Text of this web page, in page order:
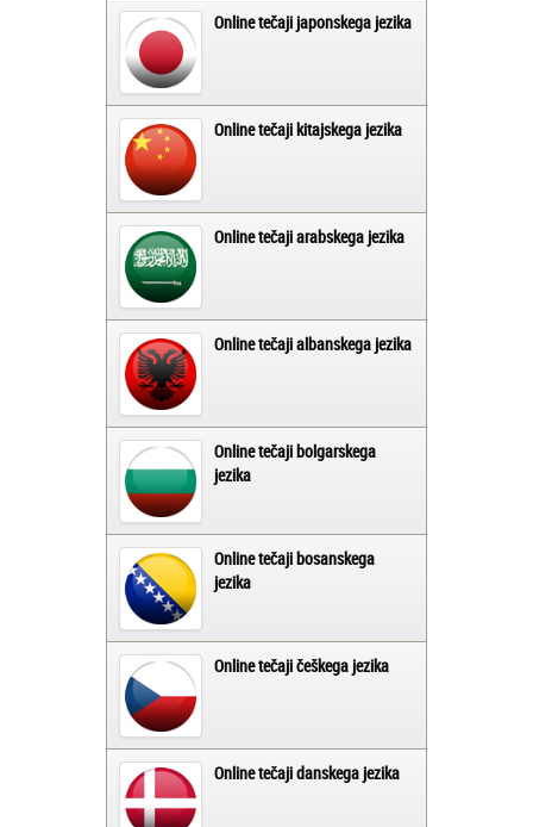
Online tečaji japonskega jezika
Online tečaji kitajskega jezika
Online tečaji arabskega jezika
Online tečaji albanskega jezika
Online tečaji bolgarskega
jezika
Online tečaji bosanskega
jezika
Online tečaji češkega jezika
Online tečaji danskega jezika